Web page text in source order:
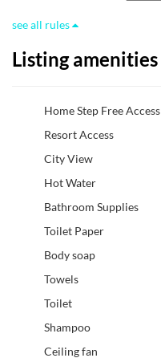
see all rules
Listing amenities
Home Step Free Access
Resort Access
City View
Hot Water
Bathroom Supplies
Toilet Paper
Body soap
Towels
Toilet
Shampoo
Ceiling fan